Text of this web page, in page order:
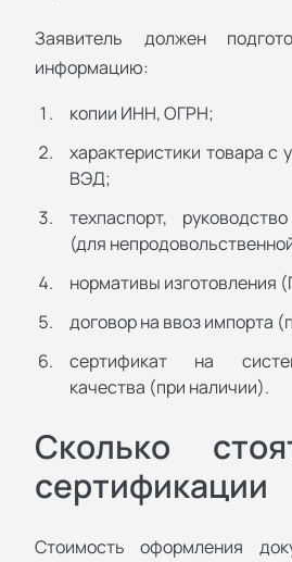
Заявитель должен
информацию:
копии ИНН, ОГРН;
характеристики товара с
ВЭД;
техпаспорт,
(для
нормативы изготовления
договор на ввоз импорта
сертификат на
качества (при наличии).
Сколько
сертификации
Стоимость оформления